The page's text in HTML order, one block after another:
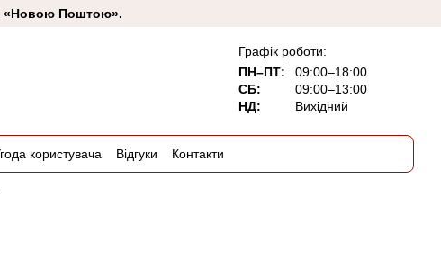
«Новою Поштою».
Графік роботи:
ПН–ПТ:
09:00–18:00
СБ:
09:00–13:00
НД:
Вихідний
користувача Відгуки Контакти